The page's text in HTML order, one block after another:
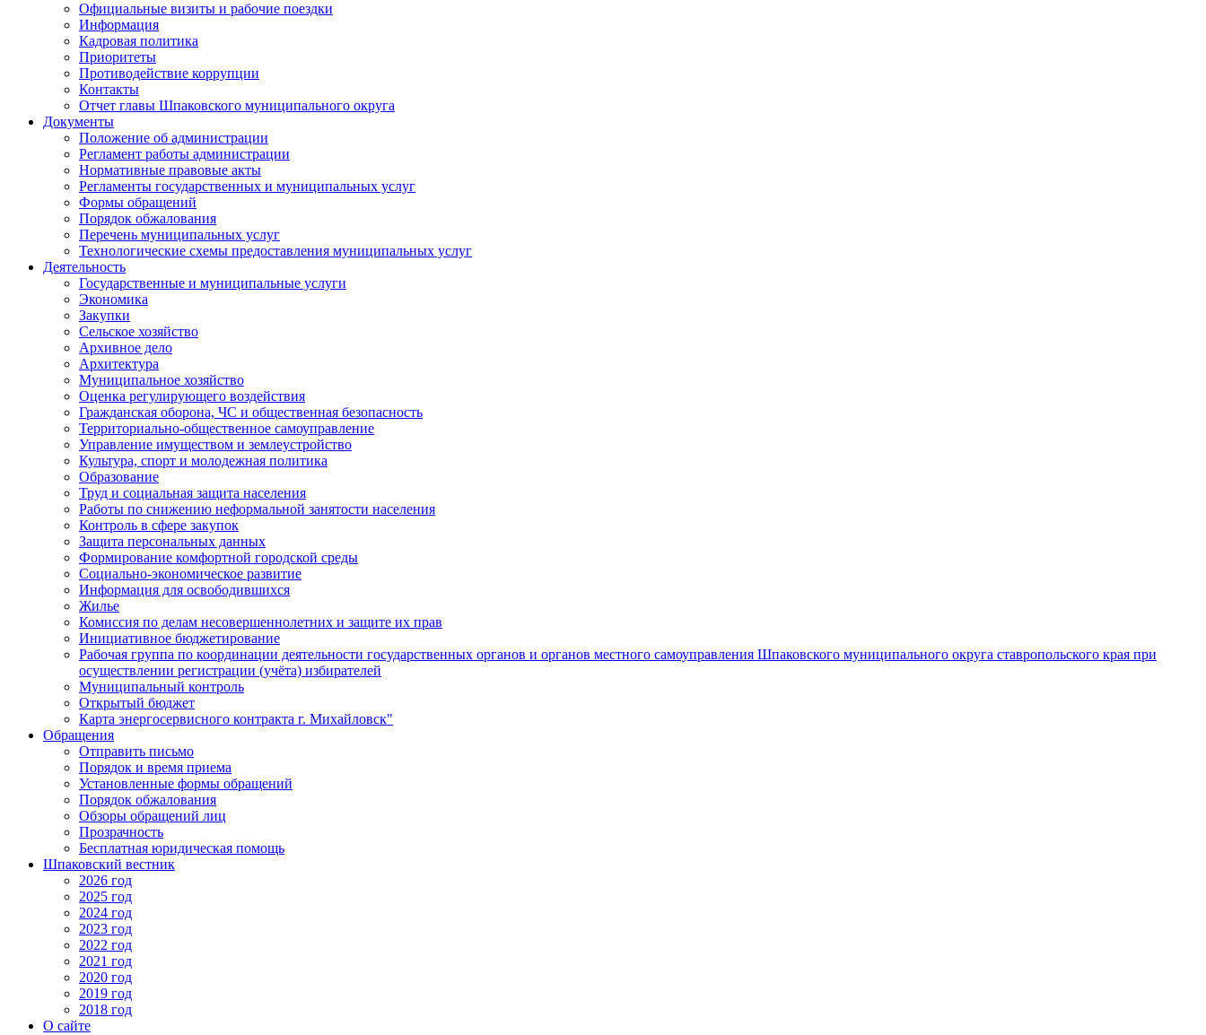
Официальные визиты и рабочие поездки
Информация
Кадровая политика
Приоритеты
Противодействие коррупции
Контакты
Отчет главы Шпаковского муниципального округа
Документы
Положение об администрации
Регламент работы администрации
Нормативные правовые акты
Регламенты государственных и муниципальных услуг
Формы обращений
Порядок обжалования
Перечень муниципальных услуг
Технологические схемы предоставления муниципальных услуг
Деятельность
Государственные и муниципальные услуги
Экономика
Закупки
Сельское хозяйство
Архивное дело
Архитектура
Муниципальное хозяйство
Оценка регулирующего воздействия
Гражданская оборона, ЧС и общественная безопасность
Территориально-общественное самоуправление
Управление имуществом и землеустройство
Культура, спорт и молодежная политика
Образование
Труд и социальная защита населения
Работы по снижению неформальной занятости населения
Контроль в сфере закупок
Защита персональных данных
Формирование комфортной городской среды
Социально-экономическое развитие
Информация для освободившихся
Жилье
Комиссия по делам несовершеннолетних и защите их прав
Инициативное бюджетирование
Рабочая группа по координации деятельности государственных органов и органов местного самоуправления Шпаковского муниципального округа ставропольского края при
осуществлении регистрации (учёта) избирателей
Муниципальный контроль
Открытый бюджет
Карта энергосервисного контракта г. Михайловск"
Обращения
Отправить письмо
Порядок и время приема
Установленные формы обращений
Порядок обжалования
Обзоры обращений лиц
Прозрачность
Бесплатная юридическая помощь
Шпаковский вестник
2026 год
2025 год
2024 год
2023 год
2022 год
2021 год
2020 год
2019 год
2018 год
О сайте